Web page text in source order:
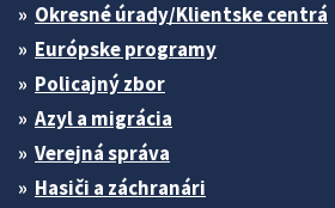
Okresné úrady/Klientske centrá
Európske programy
Policajný zbor
Azyl a migrácia
Verejná správa
Hasiči a záchranári